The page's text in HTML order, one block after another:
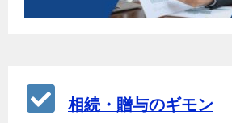
相続・贈与のギモン